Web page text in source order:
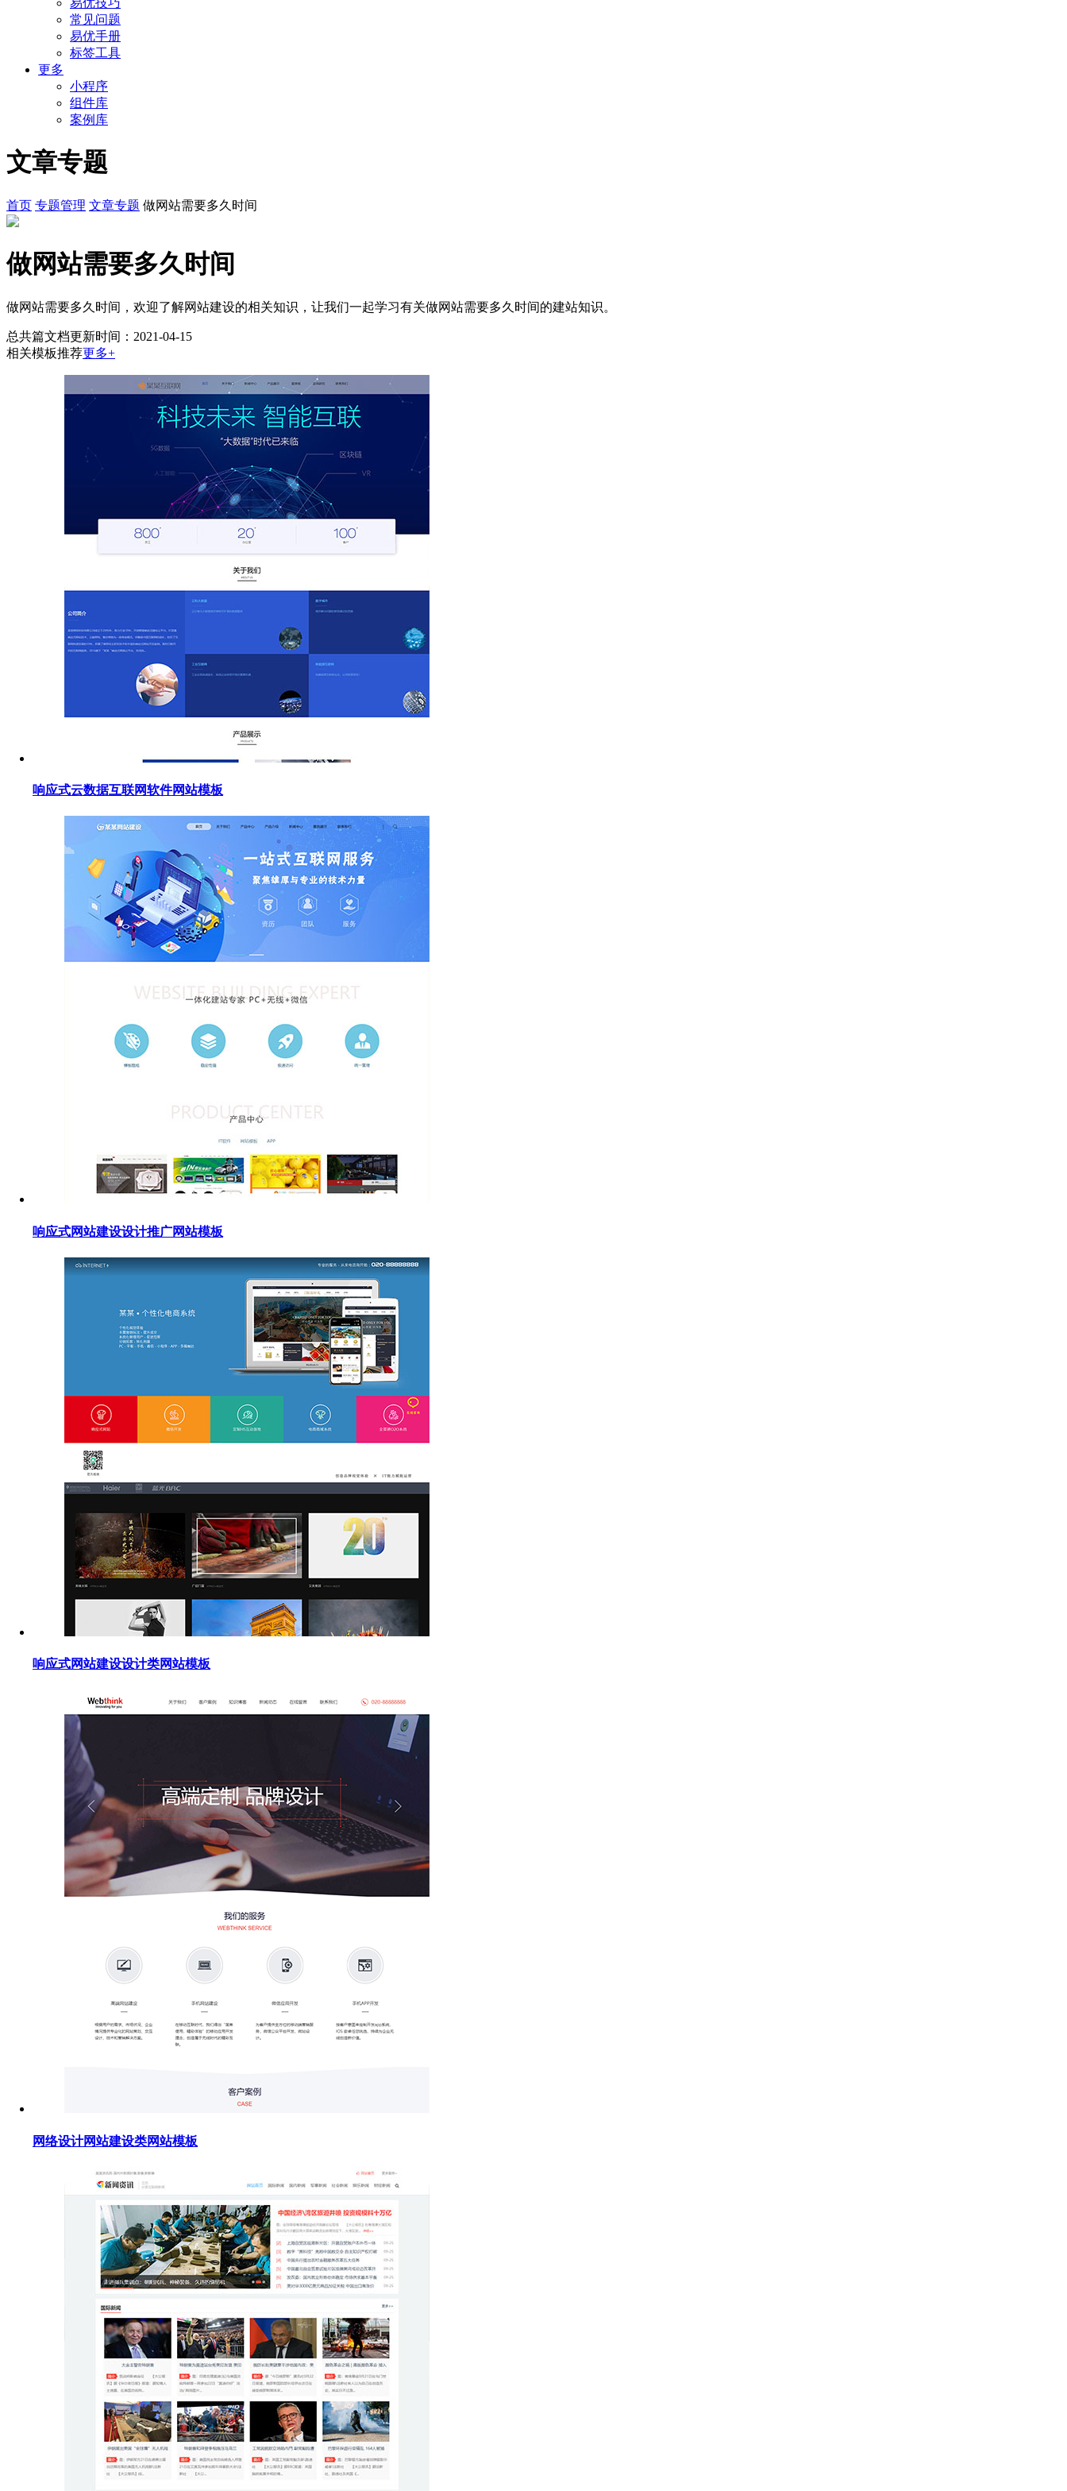
易优技巧
常见问题
易优手册
标签工具
更多
小程序
组件库
案例库
文章专题
首页 专题管理 文章专题 做网站需要多久时间
做网站需要多久时间
做网站需要多久时间，欢迎了解网站建设的相关知识，让我们一起学习有关做网站需要多久时间的建站知识。
总共篇文档更新时间：2021-04-15
相关模板推荐更多+
响应式云数据互联网软件网站模板
响应式网站建设设计推广网站模板
响应式网站建设设计类网站模板
网络设计网站建设类网站模板